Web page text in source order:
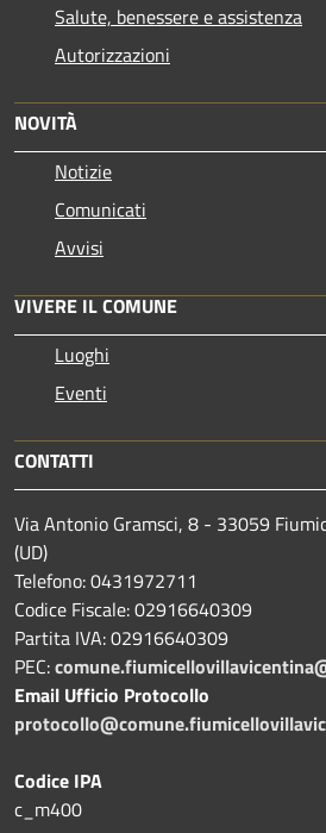
Salute, benessere e assistenza
Autorizzazioni
NOVITÀ
Notizie
Comunicati
Avvisi
VIVERE IL COMUNE
Luoghi
Eventi
CONTATTI
Via Antonio Gramsci, 8 - 33059
(UD)
Telefono: 0431972711
Codice Fiscale: 02916640309
Partita IVA: 02916640309
PEC:
Email Ufficio Protocollo
Codice IPA
c_m400